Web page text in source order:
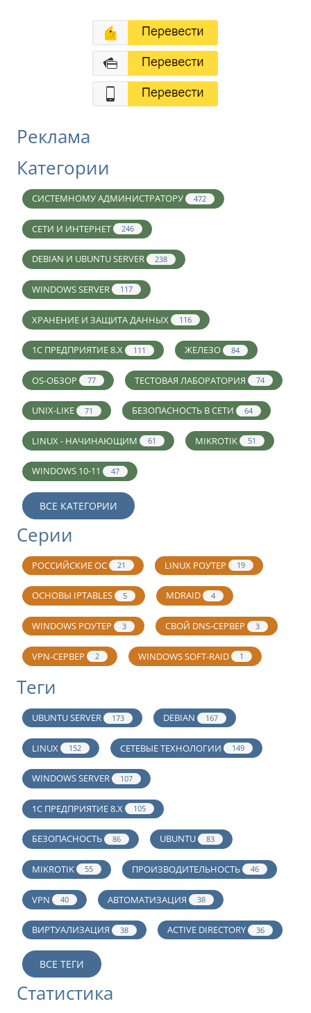
Реклама
Категории
СИСТЕМНОМУ АДМИНИСТРАТОРУ 472
СЕТИ И ИНТЕРНЕТ 246
DEBIAN И UBUNTU SERVER 238
WINDOWS SERVER 117
ХРАНЕНИЕ И ЗАЩИТА ДАННЫХ 116
1С ПРЕДПРИЯТИЕ 8.X 111 ЖЕЛЕЗО 84
OS-ОБЗОР 77 ТЕСТОВАЯ ЛАБОРАТОРИЯ 74
UNIX-LIKE 71 БЕЗОПАСНОСТЬ В СЕТИ 64
LINUX - НАЧИНАЮЩИМ 61 MIKROTIK 51
WINDOWS 10-11 47
ВСЕ КАТЕГОРИИ
Серии
РОССИЙСКИЕ ОС 21 LINUX РОУТЕР 19
ОСНОВЫ IPTABLES 5 MDRAID 4
WINDOWS РОУТЕР 3 СВОЙ DNS-СЕРВЕР 3
VPN-СЕРВЕР 2 WINDOWS SOFT-RAID 1
Теги
UBUNTU SERVER 173 DEBIAN 167
LINUX 152 СЕТЕВЫЕ ТЕХНОЛОГИИ 149
WINDOWS SERVER 107
1С ПРЕДПРИЯТИЕ 8.Х 105
БЕЗОПАСНОСТЬ 86 UBUNTU 83
MIKROTIK 55 ПРОИЗВОДИТЕЛЬНОСТЬ 46
VPN 40 АВТОМАТИЗАЦИЯ 38
ВИРТУАЛИЗАЦИЯ 38 ACTIVE DIRECTORY 36
ВСЕ ТЕГИ
Статистика